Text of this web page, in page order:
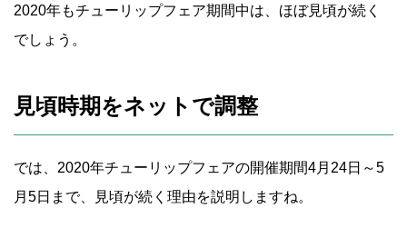
2020年もチューリップフェア期間中は、ほぼ見頃が続く
でしょう。
見頃時期をネットで調整
では、2020年チューリップフェアの開催期間4月24日～5
月5日まで、見頃が続く理由を説明しますね。